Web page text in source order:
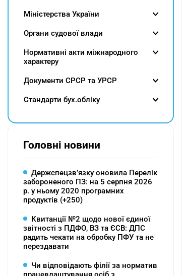
Міністерства України
Органи судової влади
Нормативні акти міжнародного
характеру
Документи СРСР та УРСР
Cтандарти бух.обліку
Головні новини
Держспецзв’язку оновила Перелік
забороненого ПЗ: на 5 серпня 2026
р. у ньому 2020 програмних
продуктів (+250)
Квитанції №2 щодо нової єдиної
звітності з ПДФО, ВЗ та ЄСВ: ДПС
радить чекати на обробку ПФУ та не
перездавати
Чи відповідають філії за норматив